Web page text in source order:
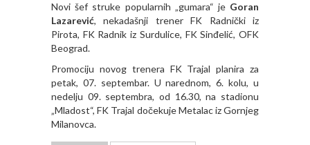
Novi šef struke popularnih „gumara“ je Goran
Lazarević, nekadašnji trener FK Radnički iz
Pirota, FK Radnik iz Surdulice, FK Sinđelić, OFK
Beograd.
Promociju novog trenera FK Trajal planira za
petak, 07. septembar. U narednom, 6. kolu, u
nedelju 09. septembra, od 16.30, na stadionu
„Mladost“, FK Trajal dočekuje Metalac iz Gornjeg
Milanovca.